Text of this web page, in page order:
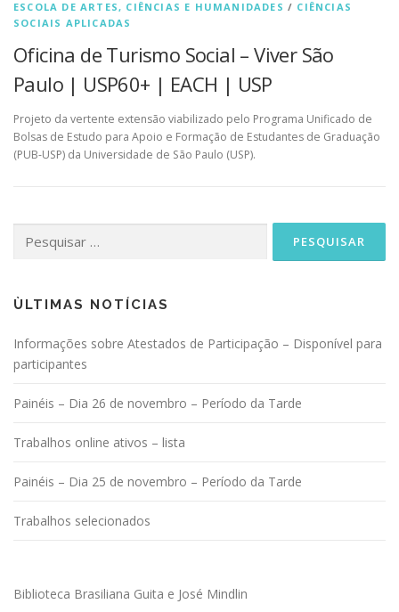
ESCOLA DE ARTES, CIÊNCIAS E HUMANIDADES / CIÊNCIAS
SOCIAIS APLICADAS
Oficina de Turismo Social – Viver São
Paulo | USP60+ | EACH | USP
Projeto da vertente extensão viabilizado pelo Programa Unificado de
Bolsas de Estudo para Apoio e Formação de Estudantes de Graduação
(PUB-USP) da Universidade de São Paulo (USP).
por:
ÙLTIMAS NOTÍCIAS
Informações sobre Atestados de Participação – Disponível para
participantes
Painéis – Dia 26 de novembro – Período da Tarde
Trabalhos online ativos – lista
Painéis – Dia 25 de novembro – Período da Tarde
Trabalhos selecionados
Biblioteca Brasiliana Guita e José Mindlin